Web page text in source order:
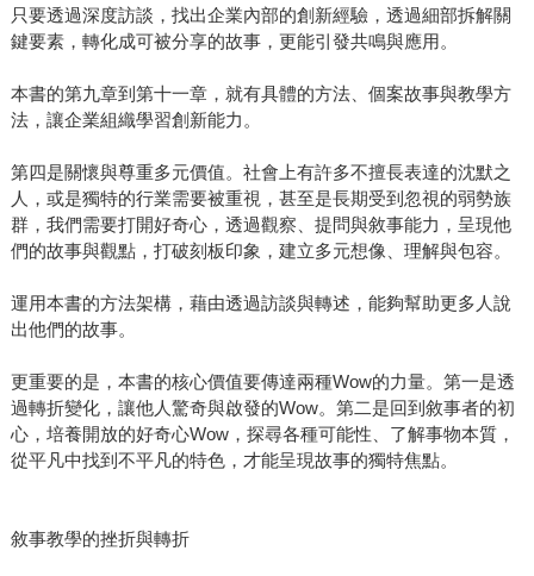
只要透過深度訪談，找出企業內部的創新經驗，透過細部拆解關
鍵要素，轉化成可被分享的故事，更能引發共鳴與應用。
本書的第九章到第十一章，就有具體的方法、個案故事與教學方
法，讓企業組織學習創新能力。
第四是關懷與尊重多元價值。社會上有許多不擅長表達的沈默之
人，或是獨特的行業需要被重視，甚至是長期受到忽視的弱勢族
群，我們需要打開好奇心，透過觀察、提問與敘事能力，呈現他
們的故事與觀點，打破刻板印象，建立多元想像、理解與包容。
運用本書的方法架構，藉由透過訪談與轉述，能夠幫助更多人說
出他們的故事。
更重要的是，本書的核心價值要傳達兩種Wow的力量。第一是透
過轉折變化，讓他人驚奇與啟發的Wow。第二是回到敘事者的初
心，培養開放的好奇心Wow，探尋各種可能性、了解事物本質，
從平凡中找到不平凡的特色，才能呈現故事的獨特焦點。
敘事教學的挫折與轉折